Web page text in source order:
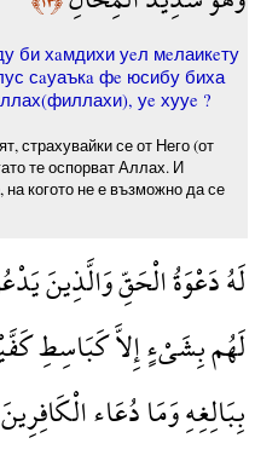
би хaмдихи уeл мeлаикeту
сaуаъкa фe юсибу биха
уe хууe ?
страхувайки се от Него (от
те оспорват Аллах. И
на когото не е възможно да се
لَهُ دَعْوَةُ الْحَقِّ وَالَّذِينَ
لَهُم بِشَيْءٍ إِلاَّ كَبَاسِطِ
بِبَالِغِهِ وَمَا دُعَاء